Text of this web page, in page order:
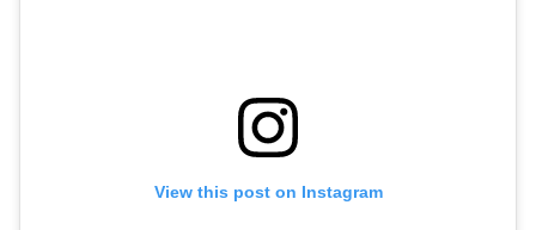
View this post on Instagram